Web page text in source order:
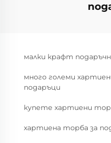
малки крафт
много големи
подаръци
купете хартиени
хартиена торба за